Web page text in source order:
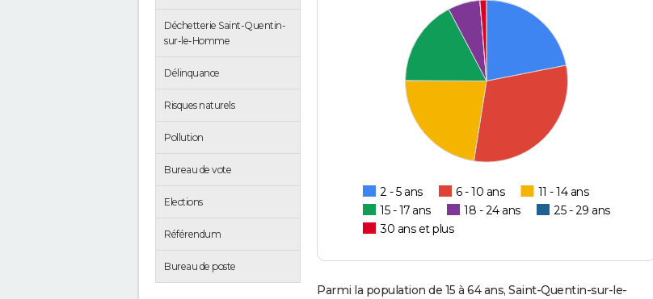
Déchetterie Saint-Quentin-
sur-le-Homme
Délinquance
Risques naturels
Pollution
Bureau de vote
Elections
Référendum
Bureau de poste
2 - 5 ans 6 - 10 ans
11 - 14 ans
15 - 17 ans
18 - 24 ans
25 - 29 ans
30 ans et plus
Parmi la population de 15 à 64 ans, Saint-Quentin-sur-le-